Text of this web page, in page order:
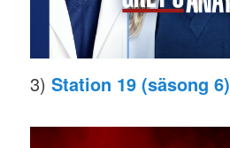
3)Station 19 (säsong 6)